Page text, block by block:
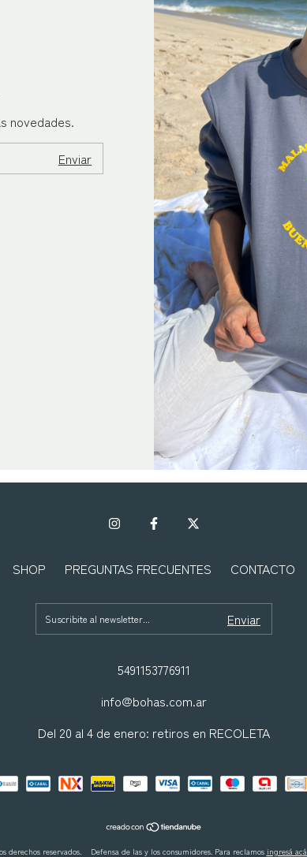
novedades.
SHOP PREGUNTAS FRECUENTES CONTACTO
5491153776911
info@bohas.com.ar
Del 20 al 4 de enero: retiros en RECOLETA
derechos reservados. Defensa de las y los consumidores. Para reclamos ingresá acá.